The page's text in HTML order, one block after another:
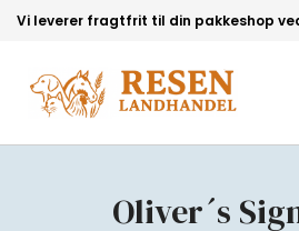
Vi leverer fragtfrit til din pakkeshop
Oliver´s